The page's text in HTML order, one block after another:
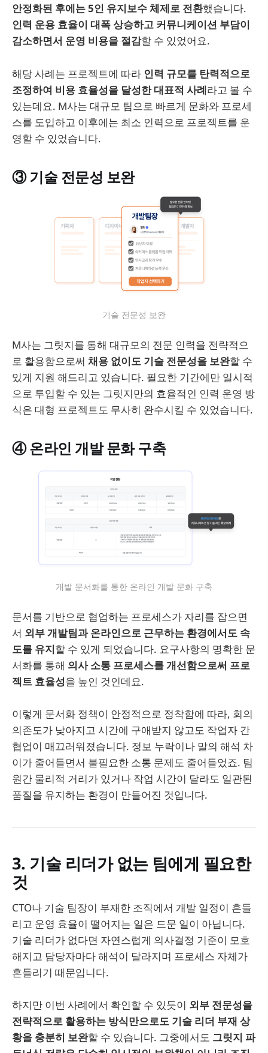
안정화된 후에는 5인 유지보수 체제로 전환했습니다.
인력 운용 효율이 대폭 상승하고 커뮤니케이션 부담이
감소하면서 운영 비용을 절감할 수 있었어요.
해당 사례는 프로젝트에 따라 인력 규모를 탄력적으로
조정하여 비용 효율성을 달성한 대표적 사례라고 볼 수
있는데요. M사는 대규모 팀으로 빠르게 문화와 프로세
스를 도입하고 이후에는 최소 인력으로 프로젝트를 운
영할 수 있었습니다.
③ 기술 전문성 보완
기술 전문성 보완
M사는 그릿지를 통해 대규모의 전문 인력을 전략적으
로 활용함으로써 채용 없이도 기술 전문성을 보완할 수
있게 지원 해드리고 있습니다. 필요한 기간에만 일시적
으로 투입할 수 있는 그릿지만의 효율적인 인력 운영 방
식은 대형 프로젝트도 무사히 완수시킬 수 있었습니다.
④ 온라인 개발 문화 구축
개발 문서화를 통한 온라인 개발 문화 구축
문서를 기반으로 협업하는 프로세스가 자리를 잡으면
서 외부 개발팀과 온라인으로 근무하는 환경에서도 속
도를 유지할 수 있게 되었습니다. 요구사항의 명확한 문
서화를 통해 의사 소통 프로세스를 개선함으로써 프로
젝트 효율성을 높인 것인데요.
이렇게 문서화 정책이 안정적으로 정착함에 따라, 회의
의존도가 낮아지고 시간에 구애받지 않고도 작업자 간
협업이 매끄러워졌습니다. 정보 누락이나 말의 해석 차
이가 줄어들면서 불필요한 소통 문제도 줄어들었죠. 팀
원간 물리적 거리가 있거나 작업 시간이 달라도 일관된
품질을 유지하는 환경이 만들어진 것입니다.
3. 기술 리더가 없는 팀에게 필요한
것
CTO나 기술 팀장이 부재한 조직에서 개발 일정이 흔들
리고 운영 효율이 떨어지는 일은 드문 일이 아닙니다.
기술 리더가 없다면 자연스럽게 의사결정 기준이 모호
해지고 담당자마다 해석이 달라지며 프로세스 자체가
흔들리기 때문입니다.
하지만 이번 사례에서 확인할 수 있듯이 외부 전문성을
전략적으로 활용하는 방식만으로도 기술 리더 부재 상
황을 충분히 보완할 수 있습니다. 그중에서도 그릿지 파